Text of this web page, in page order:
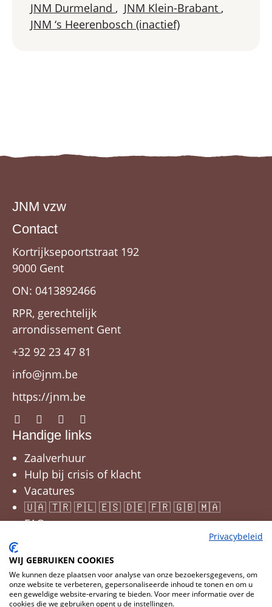
JNM Durmeland , JNM Klein-Brabant ,
JNM ‘s Heerenbosch (inactief)
JNM vzw
Contact
Kortrijksepoortstraat 192
9000 Gent
ON: 0413892466
RPR, gerechtelijk
arrondissement Gent
+32 92 23 47 81
info@jnm.be
https://jnm.be
Handige links
Zaalverhuur
Hulp bij crisis of klacht
Vacatures
🇺🇦 🇹🇷 🇵🇱 🇪🇸 🇩🇪 🇫🇷 🇬🇧 🇲🇦
FAQ
Privacybeleid
WIJ GEBRUIKEN COOKIES
We kunnen deze plaatsen voor analyse van onze bezoekersgegevens, om
onze website te verbeteren, gepersonaliseerde inhoud te tonen en om u
een geweldige website-ervaring te bieden. Voor meer informatie over de
cookies die we gebruiken opent u de instellingen.